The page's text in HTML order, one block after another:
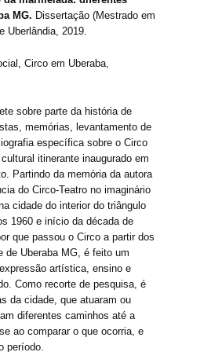
MG. Dissertação (Mestrado em
Uberlândia, 2019.
Circo em Uberaba,
sobre parte da história de
memórias, levantamento de
específica sobre o Circo
itinerante inaugurado em
Partindo da memória da autora
do Circo-Teatro no imaginário
cidade do interior do triângulo
1960 e início da década de
que passou o Circo a partir dos
de Uberaba MG, é feito um
artística, ensino e
Como recorte de pesquisa, é
da cidade, que atuaram ou
diferentes caminhos até a
ao comparar o que ocorria, e
período.